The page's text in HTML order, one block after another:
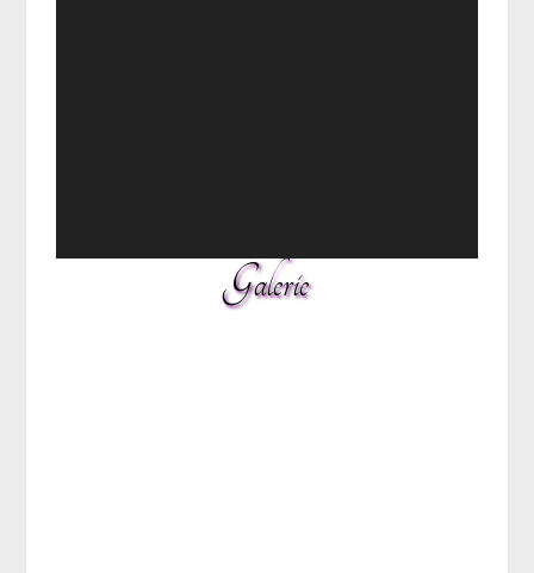
Galerie